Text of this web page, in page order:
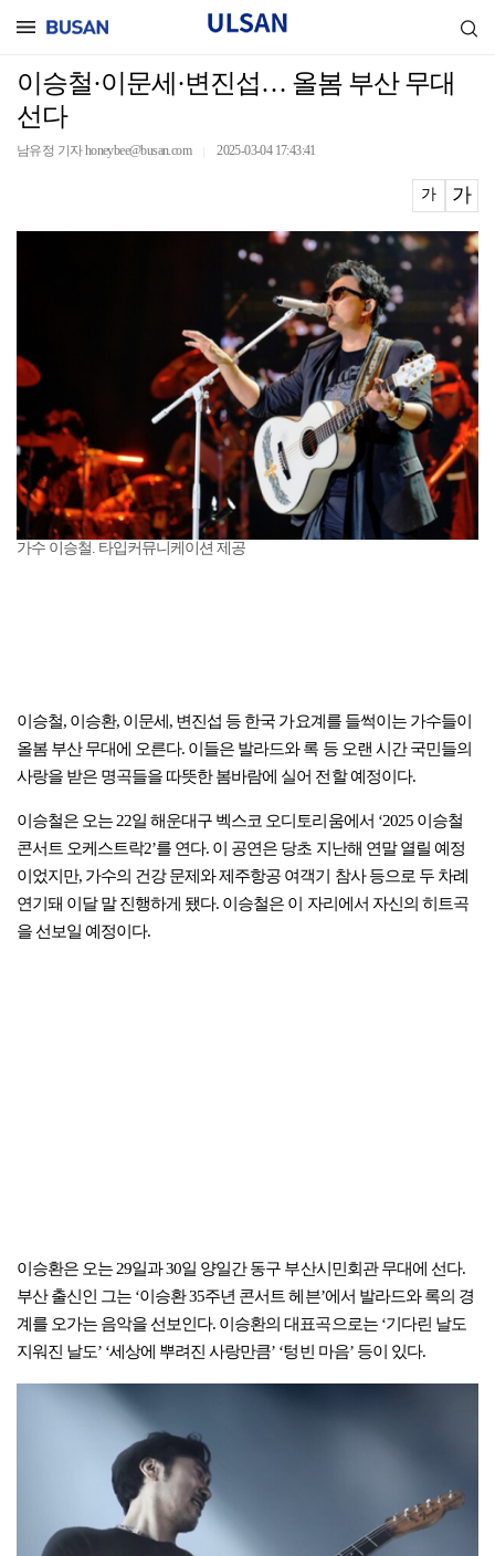
이승철·이문세·변진섭… 올봄 부산 무대
선다
남유정 기자 honeybee@busan.com 2025-03-04 17:43:41
가 가
가수 이승철. 타입커뮤니케이션 제공
이승철, 이승환, 이문세, 변진섭 등 한국 가요계를 들썩이는 가수들이
올봄 부산 무대에 오른다. 이들은 발라드와 록 등 오랜 시간 국민들의
사랑을 받은 명곡들을 따뜻한 봄바람에 실어 전할 예정이다.
이승철은 오는 22일 해운대구 벡스코 오디토리움에서 ‘2025 이승철
콘서트 오케스트락2’를 연다. 이 공연은 당초 지난해 연말 열릴 예정
이었지만, 가수의 건강 문제와 제주항공 여객기 참사 등으로 두 차례
연기돼 이달 말 진행하게 됐다. 이승철은 이 자리에서 자신의 히트곡
을 선보일 예정이다.
이승환은 오는 29일과 30일 양일간 동구 부산시민회관 무대에 선다.
부산 출신인 그는 ‘이승환 35주년 콘서트 헤븐’에서 발라드와 록의 경
계를 오가는 음악을 선보인다. 이승환의 대표곡으로는 ‘기다린 날도
지워진 날도’ ‘세상에 뿌려진 사랑만큼’ ‘텅빈 마음’ 등이 있다.